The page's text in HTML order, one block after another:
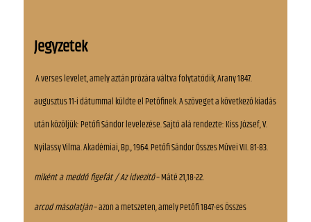
Jegyzetek
A verses levelet, amely aztán prózára váltva folytatódik, Arany 1847.
augusztus 11-i dátummal küldte el Petőfinek. A szöveget a következő kiadás
után közöljük: Petőfi Sándor levelezése. Sajtó alá rendezte: Kiss József, V.
Nyilassy Vilma. Akadémiai, Bp., 1964. Petőfi Sándor Összes Művei VII. 81-83.
miként a meddő figefát / Az idvezítő– Máté 21,18-22.
arcod másolatján– azon a metszeten, amely Petőfi 1847-es Összes